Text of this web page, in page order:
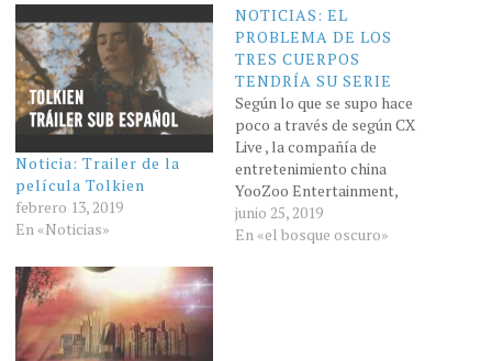
Noticia: Trailer de la
película Tolkien
febrero 13, 2019
En «Noticias»
NOTICIAS: EL
PROBLEMA DE LOS
TRES CUERPOS
TENDRÍA SU SERIE
Según lo que se supo hace
poco a través de según CX
Live , la compañía de
entretenimiento china
YooZoo Entertainment,
quien posee los derechos de
la serie, aparentemente
junio 25, 2019
En «el bosque oscuro»